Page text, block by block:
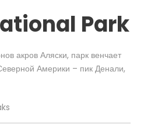
Park
акров Аляски, парк венчает
Америки – пик Денали,